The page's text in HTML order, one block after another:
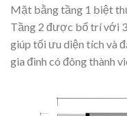
Mặt bằng tầng 1 biệt
Tầng 2 được bố trí với
giúp tối ưu diện tích và
gia đình có đông thành